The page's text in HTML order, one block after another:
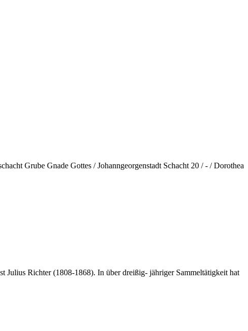
Grube Gnade Gottes / Johanngeorgenstadt Schacht 20 / - / Dorothea
Julius Richter (1808-1868). In über dreißig- jähriger Sammeltätigkeit hat